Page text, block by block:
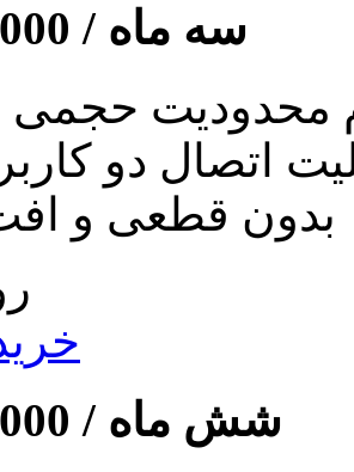
سه ماه /
محدودیت
اتصال دو
بدون قطعی و
3
شش ماه /